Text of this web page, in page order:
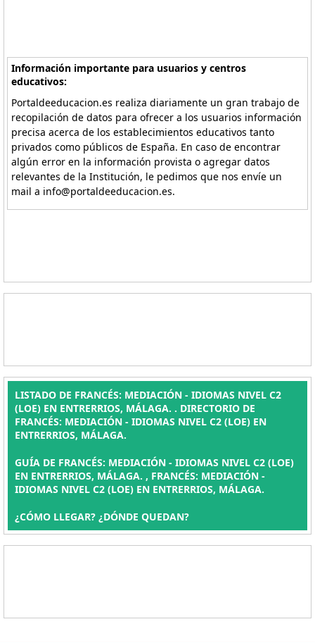
Información importante para usuarios y centros
educativos:
Portaldeeducacion.es realiza diariamente un gran trabajo de
recopilación de datos para ofrecer a los usuarios información
precisa acerca de los establecimientos educativos tanto
privados como públicos de España. En caso de encontrar
algún error en la información provista o agregar datos
relevantes de la Institución, le pedimos que nos envíe un
mail a info@portaldeeducacion.es.
LISTADO DE FRANCÉS: MEDIACIÓN - IDIOMAS NIVEL C2
(LOE) EN ENTRERRIOS, MÁLAGA. . DIRECTORIO DE
FRANCÉS: MEDIACIÓN - IDIOMAS NIVEL C2 (LOE) EN
ENTRERRIOS, MÁLAGA.
GUÍA DE FRANCÉS: MEDIACIÓN - IDIOMAS NIVEL C2 (LOE)
EN ENTRERRIOS, MÁLAGA. , FRANCÉS: MEDIACIÓN -
IDIOMAS NIVEL C2 (LOE) EN ENTRERRIOS, MÁLAGA.
¿CÓMO LLEGAR? ¿DÓNDE QUEDAN?